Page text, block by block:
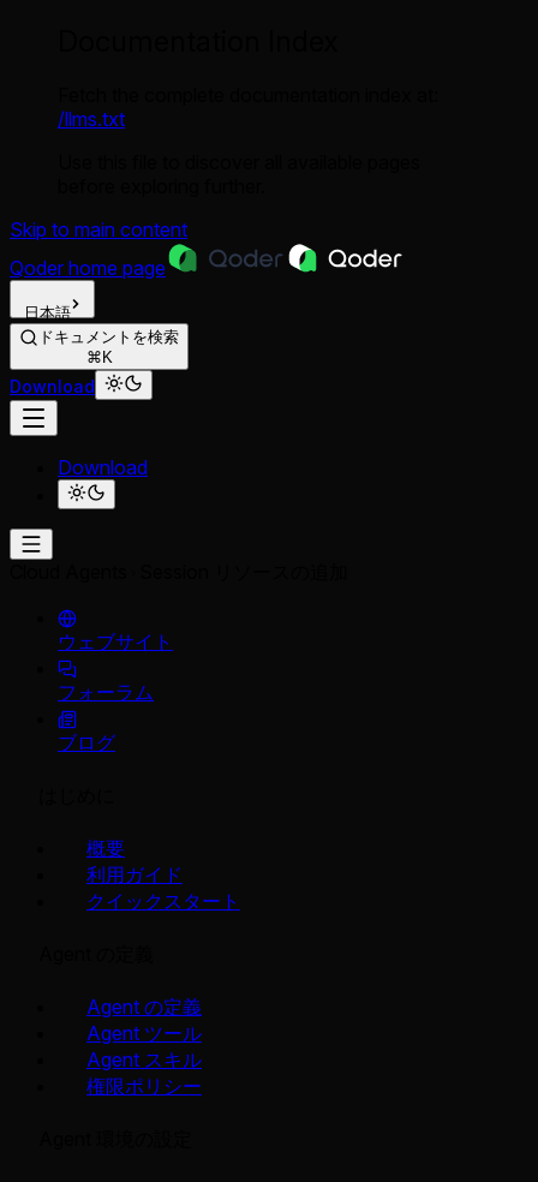
/llms.txt
Skip to main content
Qoder home page
日本語
ドキュメントを検索
⌘K
Download
Download
ウェブサイト
フォーラム
ブログ
概要
利用ガイド
クイックスタート
Agent の定義
Agent ツール
Agent スキル
権限ポリシー